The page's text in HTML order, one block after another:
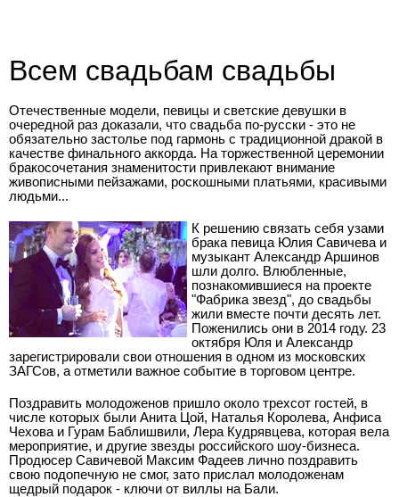
Всем свадьбам свадьбы
Отечественные модели, певицы и светские девушки в
очередной раз доказали, что свадьба по-русски - это не
обязательно застолье под гармонь с традиционной дракой в
качестве финального аккорда. На торжественной церемонии
бракосочетания знаменитости привлекают внимание
живописными пейзажами, роскошными платьями, красивыми
людьми...
К решению связать себя узами
брака певица Юлия Савичева и
музыкант Александр Аршинов
шли долго. Влюбленные,
познакомившиеся на проекте
"Фабрика звезд", до свадьбы
жили вместе почти десять лет.
Поженились они в 2014 году. 23
октября Юля и Александр
зарегистрировали свои отношения в одном из московских
ЗАГСов, а отметили важное событие в торговом центре.
Поздравить молодоженов пришло около трехсот гостей, в
числе которых были Анита Цой, Наталья Королева, Анфиса
Чехова и Гурам Баблишвили, Лера Кудрявцева, которая вела
мероприятие, и другие звезды российского шоу-бизнеса.
Продюсер Савичевой Максим Фадеев лично поздравить
свою подопечную не смог, зато прислал молодоженам
щедрый подарок - ключи от виллы на Бали.